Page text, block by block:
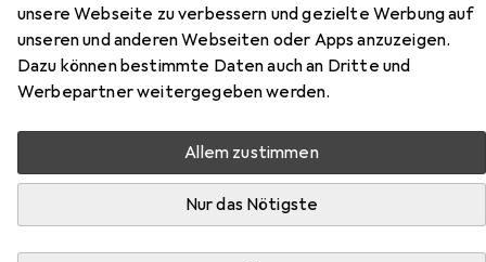
unsere Webseite zu verbessern und gezielte Werbung auf
unseren und anderen Webseiten oder Apps anzuzeigen.
Dazu können bestimmte Daten auch an Dritte und
Werbepartner weitergegeben werden.
Allem zustimmen
Nur das Nötigste
EUR
40,88 163,52
Goldwell Topchic
Mahagoni Copper